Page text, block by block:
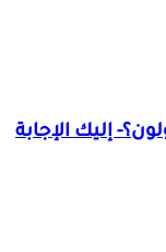
إليك الإجابة